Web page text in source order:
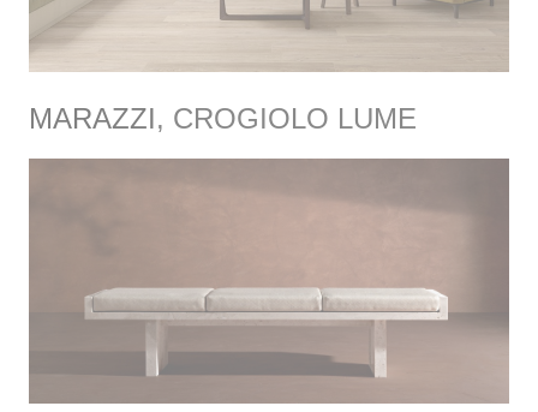
MARAZZI, CROGIOLO LUME